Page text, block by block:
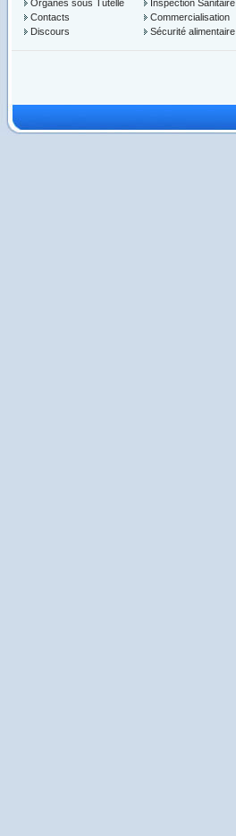
Organes sous Tutelle
Contacts
Discours
Inspection Sanitaire
Commercialisation
Sécurité alimentaire